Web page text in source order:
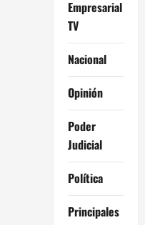
Empresarial
TV
Nacional
Opinión
Poder
Judicial
Política
Principales